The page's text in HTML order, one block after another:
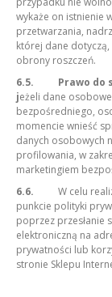
wykaże on istnienie
przetwarzania,
której dane
obrony roszczeń.
6.5. Prawo do
jeżeli dane
bezpośredniego,
momencie wnieść
danych osobowych
profilowania, w
marketingiem
6.6. W celu
punkcie polityki
poprzez przesłanie
elektroniczną na
prywatności lub
stronie Sklepu